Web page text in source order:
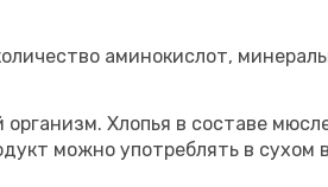
аминокислот,
Хлопья в составе
можно употреблять в сухом